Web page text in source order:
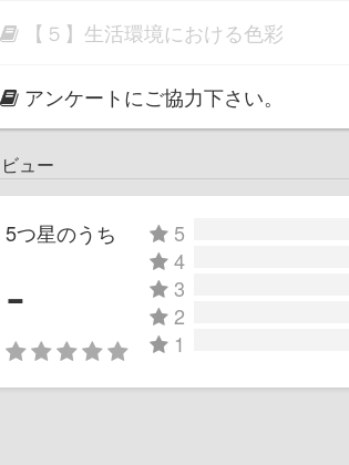
【５】生活環境における色彩
アンケートにご協力下さい。
ュー
5つ星のうち
-
5
4
3
2
1